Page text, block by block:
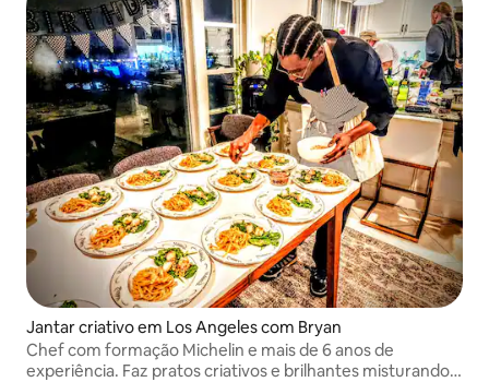
Jantar criativo em Los Angeles com Bryan
Chef com formação Michelin e mais de 6 anos de
experiência. Faz pratos criativos e brilhantes misturando